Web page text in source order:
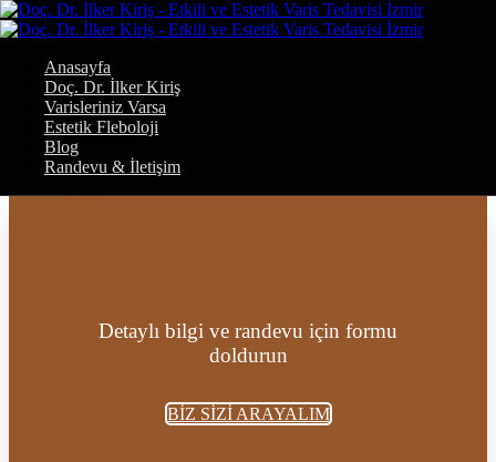
Anasayfa
Doç. Dr. İlker Kiriş
Varisleriniz Varsa
Estetik Fleboloji
Blog
Randevu & İletişim
Varis Neden Kadınlarda Daha Sık
Görülür?
BLOG
Doç. Dr. İlker Kiriş
Kalp ve Damar Cerrahisi Uzmanı
Detaylı bilgi ve randevu için formu
doldurun
BİZ SİZİ ARAYALIM